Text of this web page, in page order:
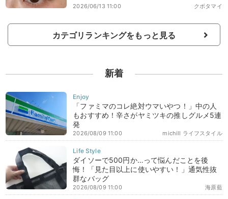
クボタマイ
2026/06/13 11:00
カテゴリランキングをもっと見る
新着
「ファミマのコレ絶対ウマいやつ！」中の人
もおすすめ！辛さがヤミツキの推しグルメ5連
発
michill ライフスタイル
2026/08/09 11:00
ダイソーで500円か…って悩んだことを後
悔！「見た目以上に使いやすい！」通気性抜
群なバッグ
海原藍
2026/08/09 11:00